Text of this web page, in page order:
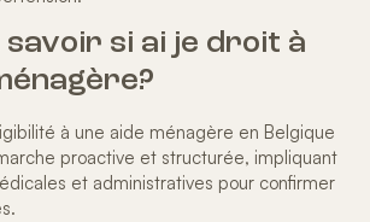
savoir si ai je droit à
à une aide ménagère en Belgique
proactive et structurée, impliquant
et administratives pour confirmer